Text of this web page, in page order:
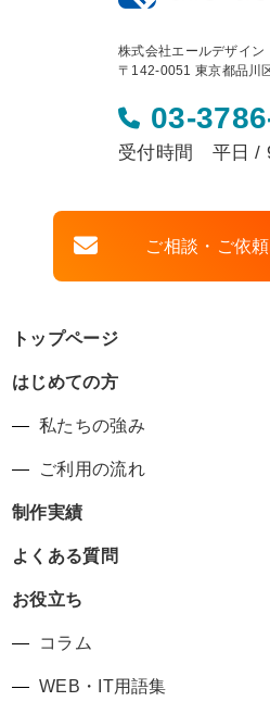
株式会社エールデザイン
〒142-0051 東京都品川
03-
受付時間 平日 /
ご相談・ご依
トップページ
はじめての方
私たちの強み
ご利用の流れ
制作実績
よくある質問
お役立ち
コラム
WEB・IT用語集